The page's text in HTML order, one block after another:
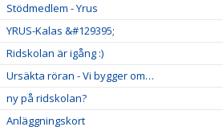
Stödmedlem - Yrus
YRUS-Kalas &#129395;
Ridskolan är igång :)
Ursäkta röran - Vi bygger om…
ny på ridskolan?
Anläggningskort